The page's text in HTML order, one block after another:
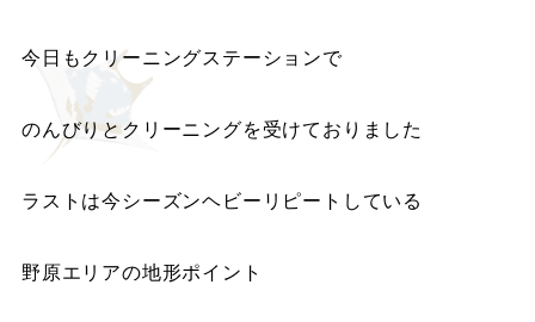
今日もクリーニングステーションで
のんびりとクリーニングを受けておりました
ラストは今シーズンヘビーリピートしている
野原エリアの地形ポイント